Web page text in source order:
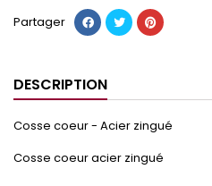
Partager
DESCRIPTION
Cosse coeur - Acier zingué
Cosse coeur acier zingué